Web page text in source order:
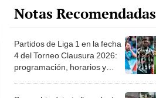
Notas Recomendadas
Partidos de Liga 1 en la fecha
4 del Torneo Clausura 2026:
programación, horarios y